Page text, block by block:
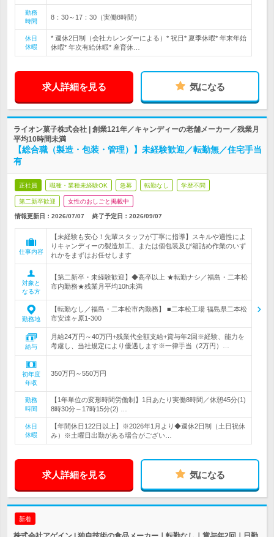
勤務
時間
8：30～17：30（実働8時間）
休日
休暇
* 週休2日制（会社カレンダーによる）* 祝日* 夏季休暇* 年末年始
休暇* 年次有給休暇* 産育休…
求人詳細を見る 気になる
ライオン菓子株式会社 | 創業121年／キャンディーの老舗メーカー／残業月
平均10時間未満
【総合職（製造・包装・管理）】未経験歓迎／転勤無／住宅手当
有
正社員 職種・業種未経験OK 急募 転勤なし 学歴不問
第二新卒歓迎 女性のおしごと掲載中
情報更新日：2026/07/07 終了予定日： 2026/09/07
仕事内容
【未経験も安心！先輩スタッフが丁寧に指導】スキルや適性によ
りキャンディーの製造加工、または個包装及び箱詰め作業のいず
れかをまずはお任せします
対象と
なる方
【第二新卒・未経験歓迎】◆高卒以上 ★転勤ナシ／福島・二本松
市内勤務★残業月平均10h未満
勤務地
【転勤なし／福島・二本松市内勤務】 ■二本松工場 福島県二本松
市安達ヶ原1-300
給与
月給24万円～40万円+残業代全額支給+賞与年2回※経験、能力を
考慮し、当社規定により優遇します※一律手当（2万円）…
初年度
年収
350万円～550万円
勤務
時間
【1年単位の変形時間労働制】1日あたり実働8時間／休憩45分(1)
8時30分～17時15分(2) …
休日
休暇
【年間休日122日以上】※2026年1月より◆週休2日制（土日祝休
み）※土曜日出勤がある場合がござい…
求人詳細を見る 気になる
新着